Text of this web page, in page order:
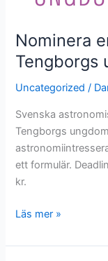
Nominera
Tengborgs
Uncategorized /
Svenska
Tengborgs
ett formulär.
kr.
Nominera
kandidat
Läs mer »